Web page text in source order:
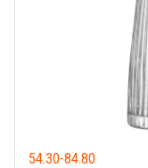
54.30-84.80